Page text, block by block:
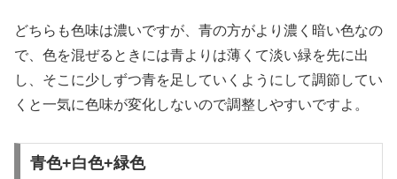
どちらも色味は濃いですが、青の方がより濃く暗い色なの
で、色を混ぜるときには青よりは薄くて淡い緑を先に出
し、そこに少しずつ青を足していくようにして調節してい
くと一気に色味が変化しないので調整しやすいですよ。
青色+白色+緑色